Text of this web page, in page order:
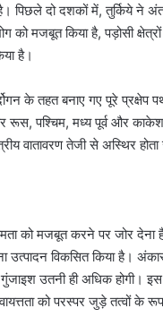
पिछले दो दशकों में, तुर्किये ने
को मजबूत किया है, पड़ोसी
है।
के तहत बनाए गए पूरे
और रूस, पश्चिम, मध्य पूर्व
वातावरण तेजी से अस्थिर होता
को मजबूत करने पर जोर देना
उत्पादन विकसित किया है।
उतनी ही अधिक होगी।
को परस्पर जुड़े तत्वों के